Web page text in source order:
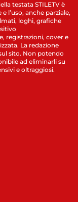
testata STILETV è
l’uso, anche parziale,
loghi, grafiche
registrazioni, cover e
La redazione
sito. Non potendo
ad eliminarli su
e oltraggiosi.